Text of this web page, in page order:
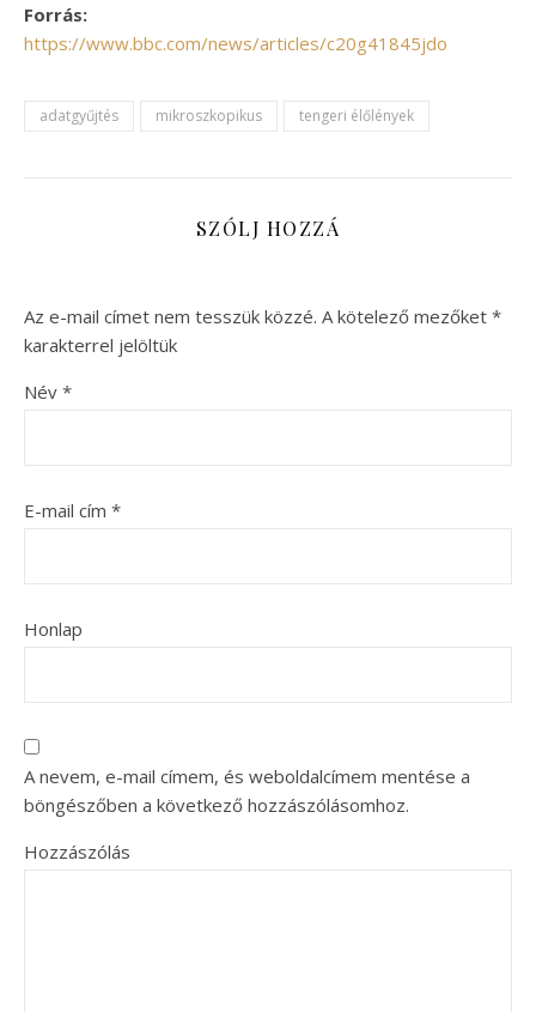
Forrás:
https://www.bbc.com/news/articles/c20g41845jdo
adatgyűjtés mikroszkopikus tengeri élőlények
SZÓLJ HOZZÁ
Az e-mail címet nem tesszük közzé. A kötelező mezőket *
karakterrel jelöltük
Név *
E-mail cím *
Honlap
A nevem, e-mail címem, és weboldalcímem mentése a
böngészőben a következő hozzászólásomhoz.
Hozzászólás